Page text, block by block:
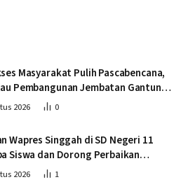
Masyarakat Pulih Pascabencana,
Pembangunan Jembatan Gantung
2026 0
Wapres Singgah di SD Negeri 11
Siswa dan Dorong Perbaikan
2026 1